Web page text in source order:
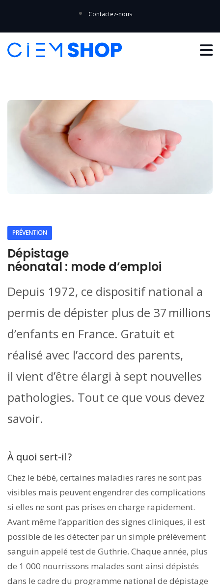
Contactez-nous
PRÉVENTION
Dépistage
néonatal : mode d’emploi
Depuis 1972, ce dispositif national a
permis de dépister plus de 37 millions
d’enfants en France. Gratuit et
réalisé avec l’accord des parents,
il vient d’être élargi à sept nouvelles
pathologies. Tout ce que vous devez
savoir.
À quoi sert-il ?
Chez le bébé, certaines maladies rares ne sont pas
visibles mais peuvent engendrer des complications
si elles ne sont pas prises en charge rapidement.
Avant même l’apparition des signes cliniques, il est
possible de les détecter par un simple prélèvement
sanguin appelé test de Guthrie. Chaque année, plus
de 1 000 nourrissons malades sont ainsi dépistés
dans le cadre du programme national de dépistage